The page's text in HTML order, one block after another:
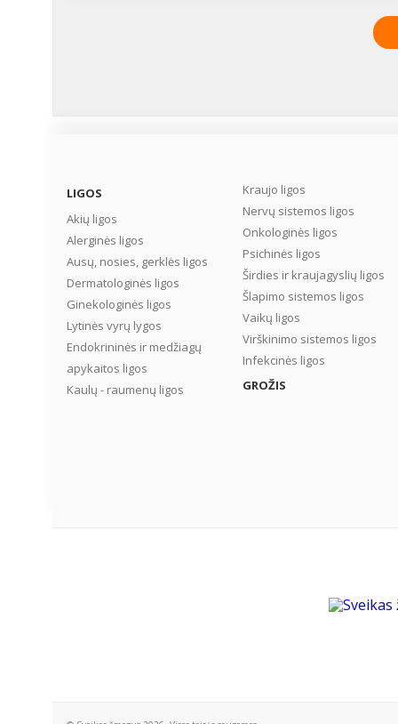
LIGOS
Akių ligos
Alerginės ligos
Ausų, nosies, gerklės ligos
Dermatologinės ligos
Ginekologinės ligos
Lytinės vyrų lygos
Endokrininės ir medžiagų
apykaitos ligos
Kaulų - raumenų ligos
Kraujo ligos
Nervų sistemos ligos
Onkologinės ligos
Psichinės ligos
Širdies ir kraujagyslių ligos
Šlapimo sistemos ligos
Vaikų ligos
Virškinimo sistemos ligos
Infekcinės ligos
GROŽIS